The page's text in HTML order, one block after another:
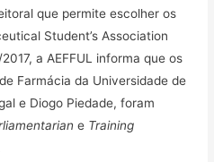
que permite escolher os
Student’s Association
a AEFFUL informa que os
Farmácia da Universidade de
e Diogo Piedade, foram
e Training